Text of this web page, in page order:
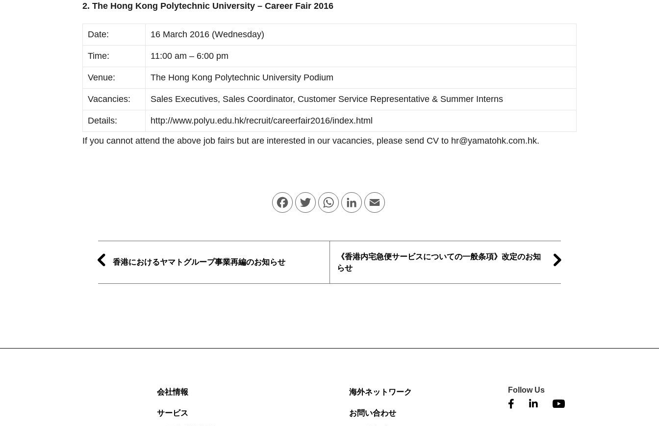
2. The Hong Kong Polytechnic University – Career Fair 2016
Date: 16 March 2016 (Wednesday)
Time: 11:00 am – 6:00 pm
Venue: The Hong Kong Polytechnic University Podium
Vacancies: Sales Executives, Sales Coordinator, Customer Service Representative & Summer Interns
Details: http://www.polyu.edu.hk/recruit/careerfair2016/index.html
If you cannot attend the above job fairs but are interested in our vacancies, please send CV to hr@yamatohk.com.hk.
Facebook
TwitterWhatsApp
LinkedInEmail
《香港内宅急便サービスについての一般条項》改定のお知
らせ
香港におけるヤマトグループ事業再編のお知らせ
会社情報
サービス
海外ネットワーク
お問い合わせ
Follow Us